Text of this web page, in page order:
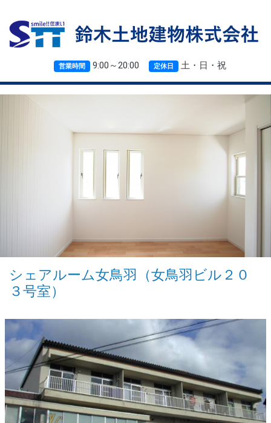
営業時間 9:00～20:00 定休日 土・日・祝
シェアルーム女鳥羽（女鳥羽ビル２０
３号室）